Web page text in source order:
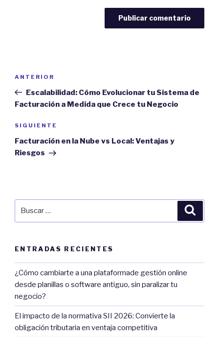
entradas
Previous
Post
ANTERIOR
Escalabilidad: Cómo Evolucionar tu Sistema de
Facturación a Medida que Crece tu Negocio
Next
Post
SIGUIENTE
Facturación en la Nube vs Local: Ventajas y
Riesgos
ENTRADAS RECIENTES
¿Cómo cambiarte a una plataformade gestión online
desde planillas o software antiguo, sin paralizar tu
negocio?
El impacto de la normativa SII 2026: Convierte la
obligación tributaria en ventaja competitiva